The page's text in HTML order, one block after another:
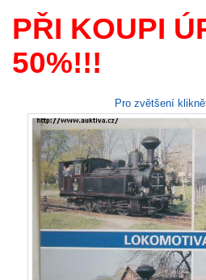
PŘI KOUPI
50%!!!
Pro zvětšení